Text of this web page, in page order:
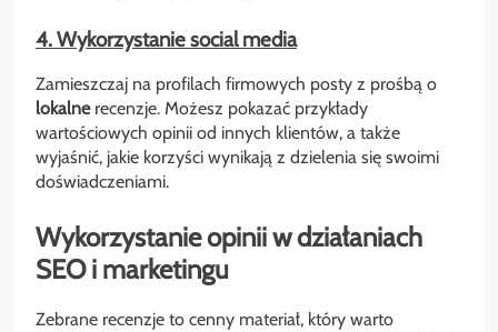
4. Wykorzystanie social media
Zamieszczaj na profilach firmowych posty z prośbą o
lokalnerecenzje. Możesz pokazać przykłady
wartościowych opinii od innych klientów, a także
wyjaśnić, jakie korzyści wynikają z dzielenia się swoimi
doświadczeniami.
Wykorzystanie opinii w działaniach
SEO i marketingu
Zebrane recenzje to cenny materiał, który warto